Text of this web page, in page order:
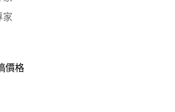
家
價格